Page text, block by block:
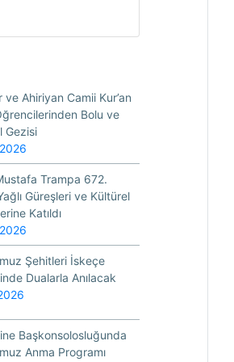
ve Ahiriyan Camii Kur’an
Bolu ve
Gezisi
Trampa 672.
Güreşleri ve Kültürel
Katıldı
Şehitleri İskeçe
Dualarla Anılacak
Başkonsolosluğunda
Anma Programı